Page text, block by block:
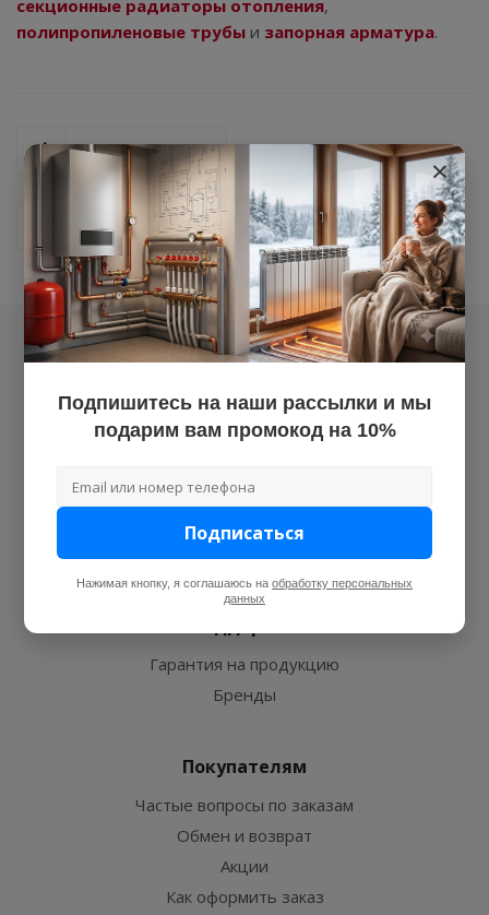
секционные радиаторы отопления,
полипропиленовые трубы и запорная арматура.
Назад к списку
Следующий проект
Компания
Наши объекты
Оптовым клиентам
Монтажникам
Поставщикам
Гарантия на продукцию
Бренды
Покупателям
Частые вопросы по заказам
Обмен и возврат
Акции
Как оформить заказ
×
Подпишитесь на наши рассылки и мы
подарим вам промокод на 10%
Подписаться
Нажимая кнопку, я соглашаюсь на обработку персональных
данных